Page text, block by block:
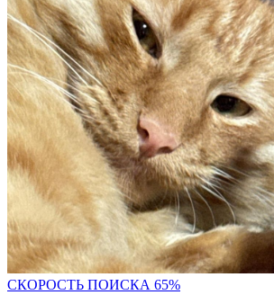
СКОРОСТЬ ПОИСКА 65%